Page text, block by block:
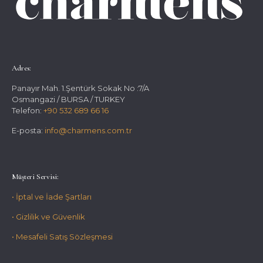
Adres:
Panayır Mah. 1.Şentürk Sokak No :7/A
Osmangazi / BURSA / TURKEY
Telefon: +90 532 689 66 16
E-posta: info@charmens.com.tr
Müşteri Servisi:
• İptal ve İade Şartları
• Gizlilik ve Güvenlik
• Mesafeli Satış Sözleşmesi